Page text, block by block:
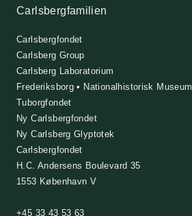
Carlsbergfamilien
Carlsbergfondet
Carlsberg Group
Carlsberg Laboratorium
Frederiksborg • Nationalhistorisk Museum
Tuborgfondet
Ny Carlsbergfondet
Ny Carlsberg Glyptotek
Carlsbergfondet
H.C. Andersens Boulevard 35
1553 København V
+45 33 43 53 63